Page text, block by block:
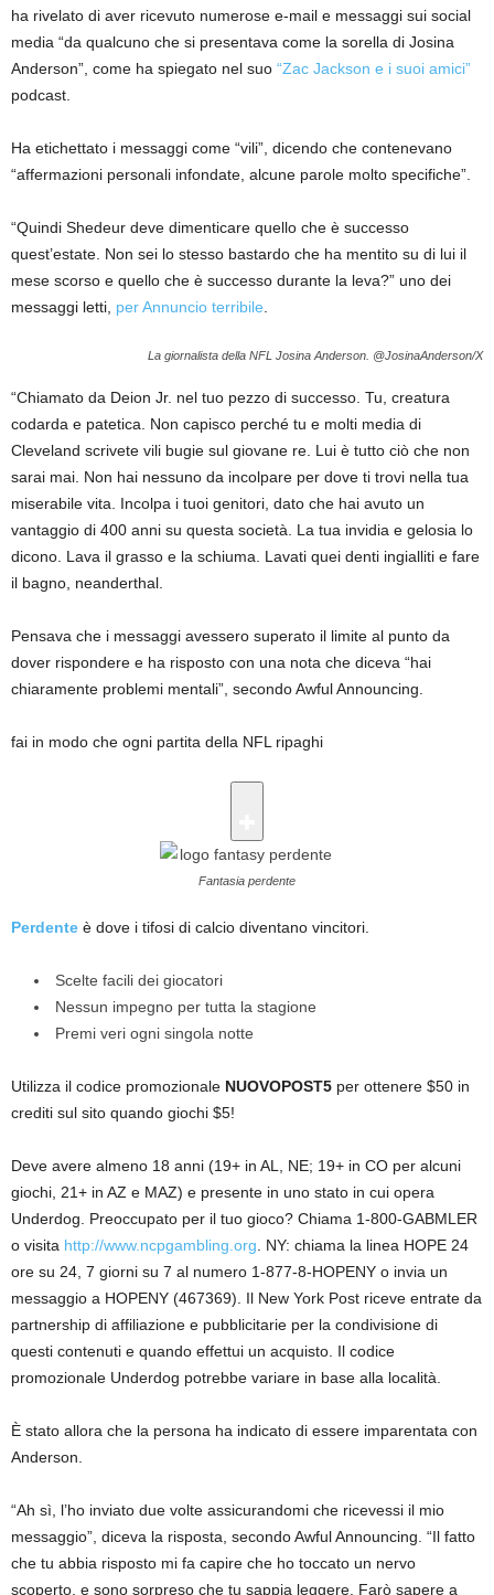
ha rivelato di aver ricevuto numerose e-mail e messaggi sui social
media “da qualcuno che si presentava come la sorella di Josina
Anderson”, come ha spiegato nel suo “Zac Jackson e i suoi amici”
podcast.
Ha etichettato i messaggi come “vili”, dicendo che contenevano
“affermazioni personali infondate, alcune parole molto specifiche”.
“Quindi Shedeur deve dimenticare quello che è successo
quest’estate. Non sei lo stesso bastardo che ha mentito su di lui il
mese scorso e quello che è successo durante la leva?” uno dei
messaggi letti, per Annuncio terribile
La giornalista della NFL Josina Anderson. @JosinaAnderson/X
“Chiamato da Deion Jr. nel tuo pezzo di successo. Tu, creatura
codarda e patetica. Non capisco perché tu e molti media di
Cleveland scrivete vili bugie sul giovane re. Lui è tutto ciò che non
sarai mai. Non hai nessuno da incolpare per dove ti trovi nella tua
miserabile vita. Incolpa i tuoi genitori, dato che hai avuto un
vantaggio di 400 anni su questa società. La tua invidia e gelosia lo
dicono. Lava il grasso e la schiuma. Lavati quei denti ingialliti e fare
il bagno, neanderthal.
Pensava che i messaggi avessero superato il limite al punto da
dover rispondere e ha risposto con una nota che diceva “hai
chiaramente problemi mentali”, secondo Awful Announcing.
fai in modo che ogni partita della NFL ripaghi
Fantasia perdente
Perdente è dove i tifosi di calcio diventano vincitori.
Scelte facili dei giocatori
Nessun impegno per tutta la stagione
Premi veri ogni singola notte
Utilizza il codice promozionale NUOVOPOST5 per ottenere $50 in
crediti sul sito quando giochi $5!
Deve avere almeno 18 anni (19+ in AL, NE; 19+ in CO per alcuni
giochi, 21+ in AZ e MAZ) e presente in uno stato in cui opera
Underdog. Preoccupato per il tuo gioco? Chiama 1-800-GABMLER
o visita http://www.ncpgambling.org . NY: chiama la linea HOPE 24
ore su 24, 7 giorni su 7 al numero 1-877-8-HOPENY o invia un
messaggio a HOPENY (467369). Il New York Post riceve entrate da
partnership di affiliazione e pubblicitarie per la condivisione di
questi contenuti e quando effettui un acquisto. Il codice
promozionale Underdog potrebbe variare in base alla località.
È stato allora che la persona ha indicato di essere imparentata con
Anderson.
“Ah sì, l’ho inviato due volte assicurandomi che ricevessi il mio
messaggio”, diceva la risposta, secondo Awful Announcing. “Il fatto
che tu abbia risposto mi fa capire che ho toccato un nervo
scoperto, e sono sorpreso che tu sappia leggere. Farò sapere a